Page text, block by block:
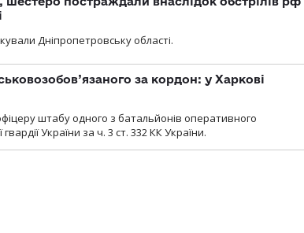
Дніпропетровську області.
за кордон: у Харкові
штабу одного з батальйонів оперативного
України за ч. 3 ст. 332 КК України.